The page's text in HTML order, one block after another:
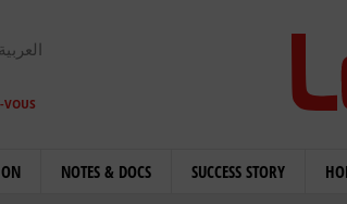
العربية
NOTES & DOCS SUCCESS STORY